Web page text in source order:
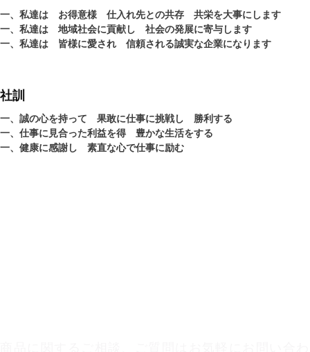
一、私達は お得意様 仕入れ先との共存 共栄を大事にします
一、私達は 地域社会に貢献し 社会の発展に寄与します
一、私達は 皆様に愛され 信頼される誠実な企業になります
社訓
一、誠の心を持って 果敢に仕事に挑戦し 勝利する
一、仕事に見合った利益を得 豊かな生活をする
一、健康に感謝し 素直な心で仕事に励む